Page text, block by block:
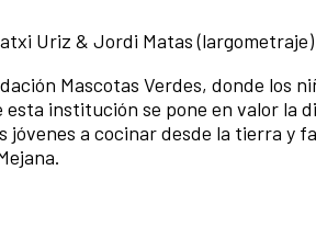
Uriz & Jordi Matas (largometraje)
Mascotas Verdes, donde los
institución se pone en valor la
a cocinar desde la tierra y